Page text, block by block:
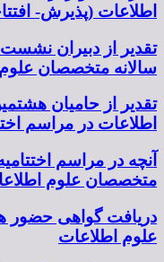
اطلاعات (پذیرش-
تقدیر از دبیران
سالانه متخصصان
تقدیر از حامیان
اطلاعات در مراسم
آنچه در مراسم
متخصصان علوم
دریافت گواهی حضور
علوم اطلاعات